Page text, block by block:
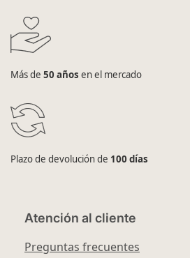
Más de 50 años en el mercado
Plazo de devolución de 100 días
Atención al cliente
Preguntas frecuentes